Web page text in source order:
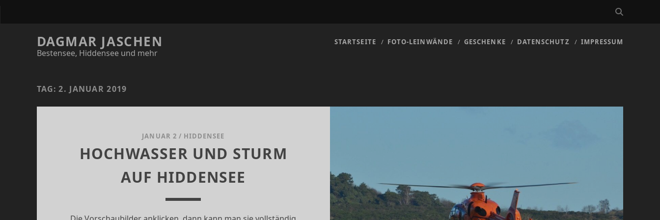
DAGMAR JASCHEN
Bestensee, Hiddensee und mehr
STARTSEITE FOTO-LEINWÄNDE GESCHENKE DATENSCHUTZ IMPRESSUM
TAG:2. JANUAR 2019
JANUAR 2 / HIDDENSEE
HOCHWASSER UND STURM
AUF HIDDENSEE